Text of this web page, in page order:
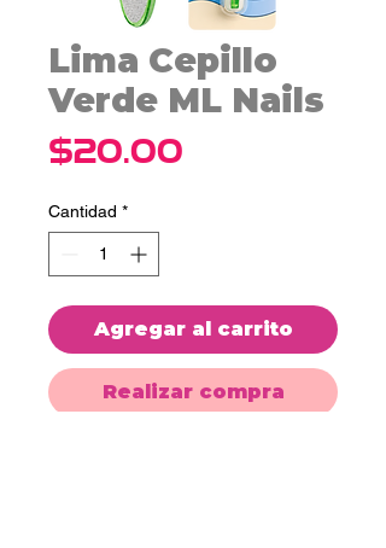
Lima Cepillo
Verde ML Nails
$20.00
Cantidad *
Agregar al carrito
Realizar compra